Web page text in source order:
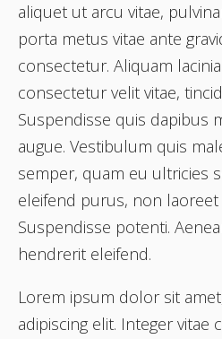
aliquet ut arcu vitae,
porta metus vitae ante
consectetur. Aliquam
consectetur velit vitae,
Suspendisse quis dapibus
augue. Vestibulum quis
semper, quam eu ultricies
eleifend purus, non laoreet
Suspendisse potenti.
hendrerit eleifend.
Lorem ipsum dolor sit
adipiscing elit. Integer vitae